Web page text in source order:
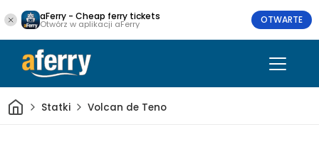
aFerry - Cheap ferry tickets
Otwórz w aplikacji aFerry OTWARTE
DomStatki Volcan de Teno